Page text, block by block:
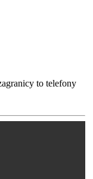
to telefony